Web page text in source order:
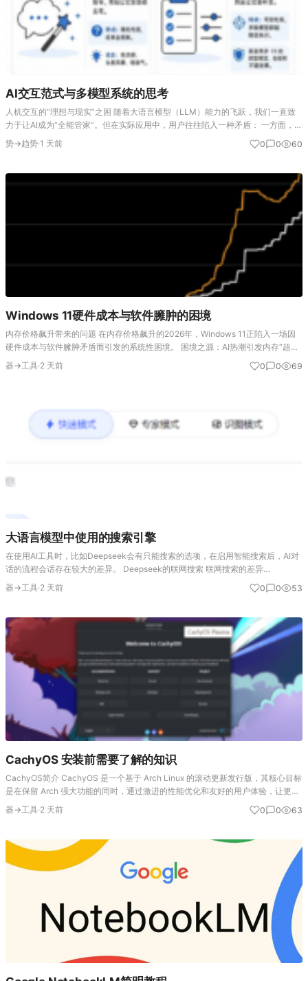
AI交互范式与多模型系统的思考
人机交互的“理想与现实”之困 随着大语言模型（LLM）能力的飞跃，我们一直致
力于让AI成为“全能管家”。但在实际应用中，用户往往陷入一种矛盾： 一方面，希
望以最自然、最省力的“许愿式”（如“帮我写个有科技感的方案”）与AI交互； 另一
方面，…
势→趋势·1 天前 0 0 60
Windows 11硬件成本与软件臃肿的困境
内存价格飙升带来的问题 在内存价格飙升的2026年，Windows 11正陷入一场因
硬件成本与软件臃肿矛盾而引发的系统性困境。 困境之源：AI热潮引发内存“超级
周期” 这轮困境的根源在于，AI算力的爆发式增长消耗了大量DRAM产能，挤占了
P…
器→工具·2 天前 0 0 69
大语言模型中使用的搜索引擎
在使用AI工具时，比如Deepseek会有只能搜索的选项，在启用智能搜索后，AI对
话的流程会话存在较大的差异。 Deepseek的联网搜索 联网搜索的差异
DeepSeek的“联网搜索”功能，其启用与否会直接改变它回答问题的整个流程。简
单来…
器→工具·2 天前 0 0 53
CachyOS 安装前需要了解的知识
CachyOS简介 CachyOS 是一个基于 Arch Linux 的滚动更新发行版，其核心目标
是在保留 Arch 强大功能的同时，通过激进的性能优化和友好的用户体验，让更多
用户能轻松驾驭。 核心特点 极致性能优化：这是它最大的特点。通过…
器→工具·2 天前 0 0 63